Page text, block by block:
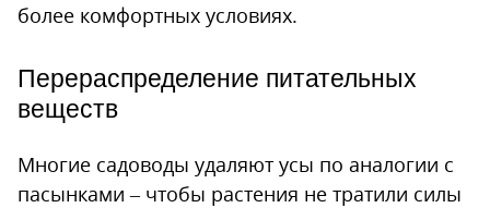
более комфортных условиях.
Перераспределение питательных
веществ
Многие садоводы удаляют усы по аналогии с
пасынками – чтобы растения не тратили силы